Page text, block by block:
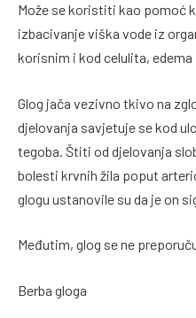
Može se koristiti kao pomoć
izbacivanje viška vode iz
korisnim i kod celulita,
Glog jača vezivno tkivo na
djelovanja savjetuje se kod
tegoba. Štiti od djelovanja
bolesti krvnih žila poput
glogu ustanovile su da je on
Međutim, glog se ne
Berba gloga